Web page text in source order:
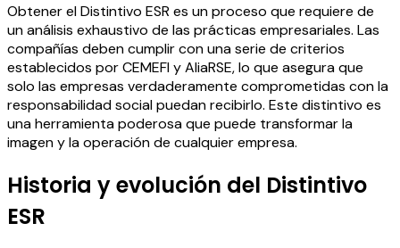
Obtener el Distintivo ESR es un proceso que requiere de
un análisis exhaustivo de las prácticas empresariales. Las
compañías deben cumplir con una serie de criterios
establecidos por CEMEFI y AliaRSE, lo que asegura que
solo las empresas verdaderamente comprometidas con la
responsabilidad social puedan recibirlo. Este distintivo es
una herramienta poderosa que puede transformar la
imagen y la operación de cualquier empresa.
Historia y evolución del Distintivo
ESR